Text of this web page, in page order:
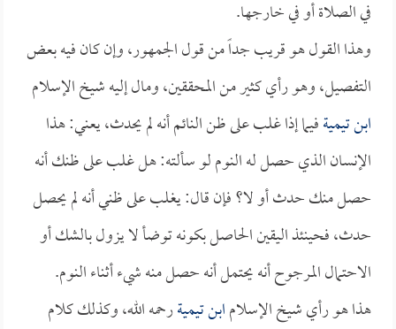
في الصلاة أو في خارجها.
وهذا القول هو قريب جداً من قول الجمهور، وإن كان فيه بعض
التفصيل، وهو رأي كثير من المحققين، ومال إليه شيخ الإسلام
ابن تيميةفيما إذا غلب على ظن النائم أنه لم يحدث، يعني: هذا
الإنسان الذي حصل له النوم لو سألته: هل غلب على ظنك أنه
حصل منك حدث أو لا؟ فإن قال: يغلب على ظني أنه لم يحصل
حدث، فحينئذ اليقين الحاصل بكونه توضأ لا يزول بالشك أو
الاحتمال المرجوح أنه يحتمل أنه حصل منه شيء أثناء النوم.
هذا هو رأي شيخ الإسلامابن تيميةرحمه الله، وكذلك كلام